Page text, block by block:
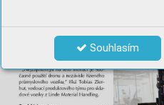
Souhlasím